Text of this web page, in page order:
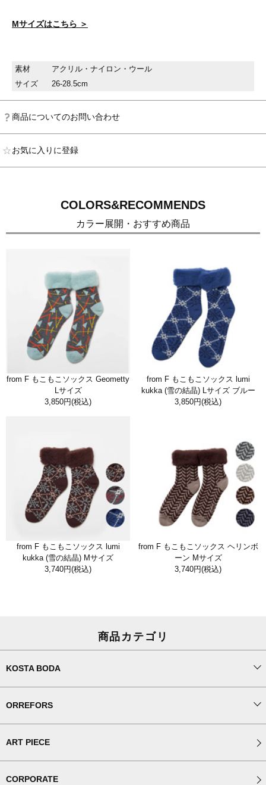
Mサイズはこちら ＞
素材
アクリル・ナイロン・ウール
サイズ
26-28.5cm
商品についてのお問い合わせ
お気に入りに登録
COLORS&RECOMMENDS
カラー展開・おすすめ商品
from F もこもこソックス Geometty
Lサイズ
3,850円(税込)
from F もこもこソックス lumi
kukka (雪の結晶) Lサイズ ブルー
3,850円(税込)
from F もこもこソックス lumi
kukka (雪の結晶) Mサイズ
3,740円(税込)
from F もこもこソックス ヘリンボ
ーン Mサイズ
3,740円(税込)
商品カテゴリ
KOSTA BODA
ORREFORS
ART PIECE
CORPORATE